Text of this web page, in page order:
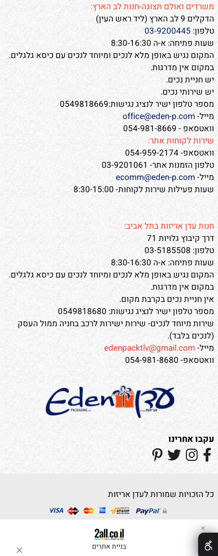
משרדים ואולם תצוגה-חנות לב הארץ:
הדקלים 9 לב הארץ (ליד ראש העין)
טלפון: 03-9200445
שעות פתיחה: א-ה 8:30-16:30
המקום נגיש באופן מלא לנכים ומיוחד לנכים עם כיסא גלגלים.
במקום אין מדרגות.
יש חניית נכים.
יש שירותי נכים.
מספר טלפון ישיר לנציג נגישות:0549818669
מייל- office@eden-p.com
וואטסאפ - 054-981-8669
שירות לקוחות אתר:
וואטסאפ- 054-959-2174
טלפון הזמנות אתר- 03-9201061
מייל- ecomm@eden-p.com
שעות פעילות שירות לקוחות- 8:30-15:00
חנות עדן אריזות בתל אביב:
דרך קיבוץ גלויות 71
טלפון: 03-5185508
שעות פתיחה: א-ה 8:30-16:30
המקום נגיש באופן מלא לנכים ומיוחד לנכים עם כיסא גלגלים.
במקום אין מדרגות.
אין חניית נכים בקרבת מקום.
מספר טלפון ישיר לנציג נגישות: 0549818680
שירות מיוחד לנכים- שירות ישירות לרכב בחניה ממול העסק
(לנכים בלבד).
מייל- edenpacktlv@gmail.com
וואטסאפ- 054-981-8680
עקבו אחרינו
כל הזכויות שמורות לעדן אריזות
בניית אתרים
✕